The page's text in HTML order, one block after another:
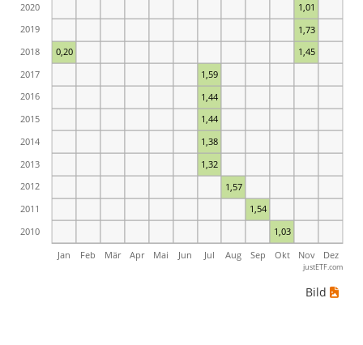
1,03
1,54
1,57
1,32
1,38
1,44
1,44
1,59
0,20 1,45
1,73
1,01
Jan Feb Mär Apr Mai Jun Jul Aug Sep Okt Nov Dez
2010
2011
2012
2013
2014
2015
2016
2017
2018
2019
2020
justETF.com
Bild